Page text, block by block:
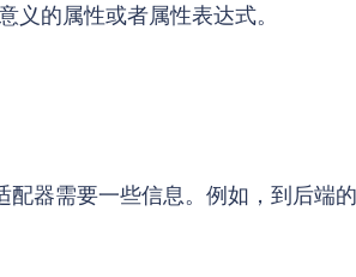
的属性或者属性表达式。
器需要一些信息。例如，到后端